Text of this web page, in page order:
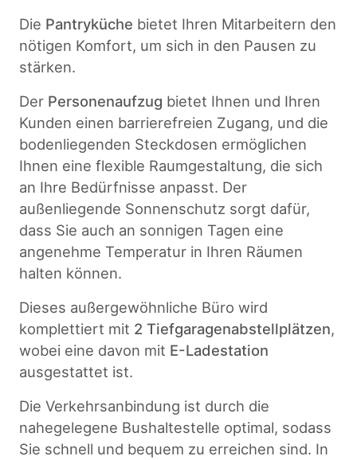
Die Pantryküche bietet Ihren Mitarbeitern den
nötigen Komfort, um sich in den Pausen zu
stärken.
Der Personenaufzug bietet Ihnen und Ihren
Kunden einen barrierefreien Zugang, und die
bodenliegenden Steckdosen ermöglichen
Ihnen eine flexible Raumgestaltung, die sich
an Ihre Bedürfnisse anpasst. Der
außenliegende Sonnenschutz sorgt dafür,
dass Sie auch an sonnigen Tagen eine
angenehme Temperatur in Ihren Räumen
halten können.
Dieses außergewöhnliche Büro wird
komplettiert mit 2 Tiefgaragenabstellplätzen,
wobei eine davon mit E-Ladestation
ausgestattet ist.
Die Verkehrsanbindung ist durch die
nahegelegene Bushaltestelle optimal, sodass
Sie schnell und bequem zu erreichen sind. In